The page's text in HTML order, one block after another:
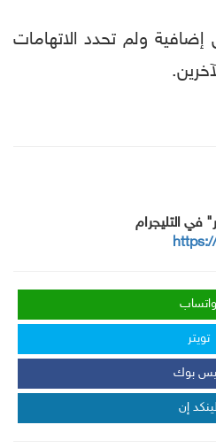
إضافية ولم تحدد الاتهامات
في التليجرام
واتساب
تويتر
بوك
لينكد إن